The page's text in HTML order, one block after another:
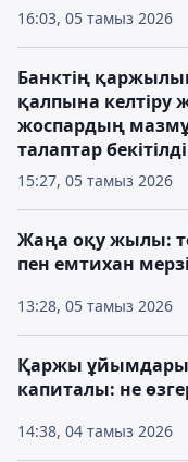
16:03, 05 тамыз 2026
15:27, 05 тамыз 2026
Банктің
қалпына келтіру
жоспардың
талаптар бекітілді
13:28, 05 тамыз 2026
Жаңа оқу жылы:
пен емтихан
14:38, 04 тамыз 2026
Қаржы
капиталы: не